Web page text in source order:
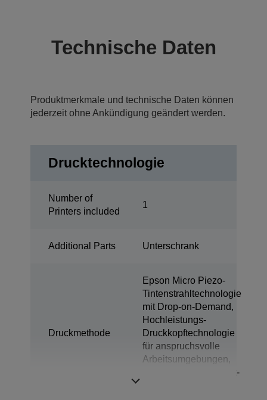
Technische Daten
Produktmerkmale und technische Daten können
jederzeit ohne Ankündigung geändert werden.
Drucktechnologie
Number of
Printers included
1
Additional Parts Unterschrank
Druckmethode
Epson Micro Piezo-
Tintenstrahltechnologie
mit Drop-on-Demand,
Hochleistungs-
Druckkopftechnologie
für anspruchsvolle
Arbeitsumgebungen,
Variable-sized Droplet-